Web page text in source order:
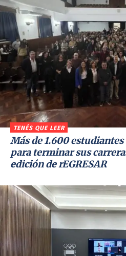
TENÉS QUE LEER
Más de 1.600
para terminar sus
edición de rEGRESAR